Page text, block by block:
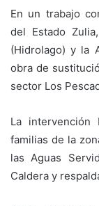
En un trabajo
del Estado
(Hidrolago) y la
obra de
sector Los
La intervención
familias de la
las Aguas
Caldera y